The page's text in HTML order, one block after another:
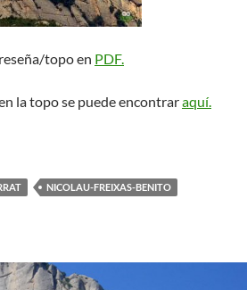
topo en PDF.
la topo se puede encontraraquí.
Sostres (o Nicolau-Freixas-Benito).
NICOLAU-FREIXAS-BENITO